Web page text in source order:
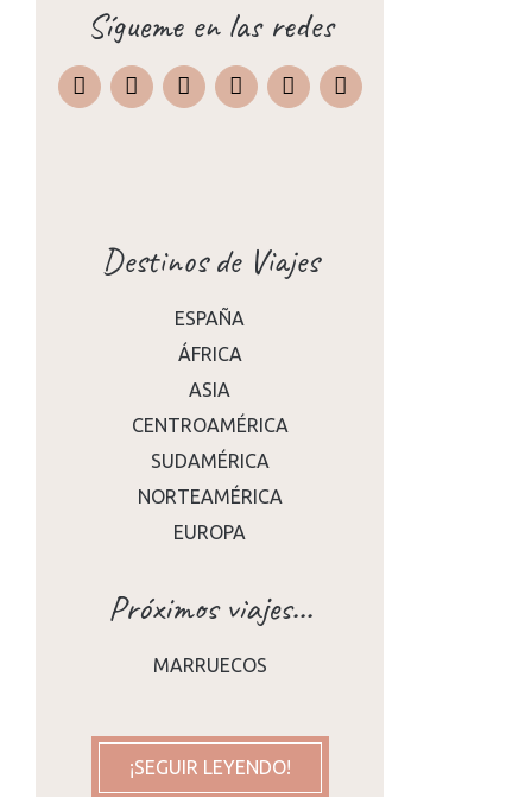
Sígueme en las redes
InstagramFacebook
X Pinterest TripAdvisor
Destinos de Viajes
ESPAÑA
ÁFRICA
ASIA
CENTROAMÉRICA
SUDAMÉRICA
NORTEAMÉRICA
EUROPA
Próximos viajes...
MARRUECOS
¡SEGUIR LEYENDO!